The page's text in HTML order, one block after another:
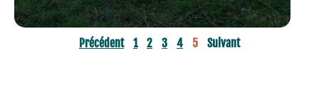
Précédent 1 2 3 4 5 Suivant